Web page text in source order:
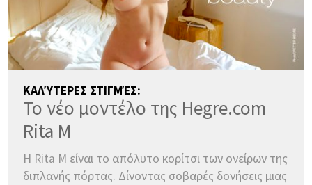
ΚΑΛΎΤΕΡΕΣ ΣΤΙΓΜΈΣ:
Το νέο μοντέλο της Hegre.com
Rita M
Η Rita M είναι το απόλυτο κορίτσι των ονείρων της
διπλανής πόρτας. Δίνοντας σοβαρές δονήσεις μιας